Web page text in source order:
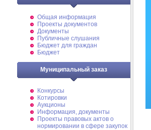
Общая информация
Проекты документов
Документы
Публичные слушания
Бюджет для граждан
Бюджет
Муниципальный заказ
Конкурсы
Котировки
Аукционы
Информация, документы
Проекты правовых актов о
нормировании в сфере закупок